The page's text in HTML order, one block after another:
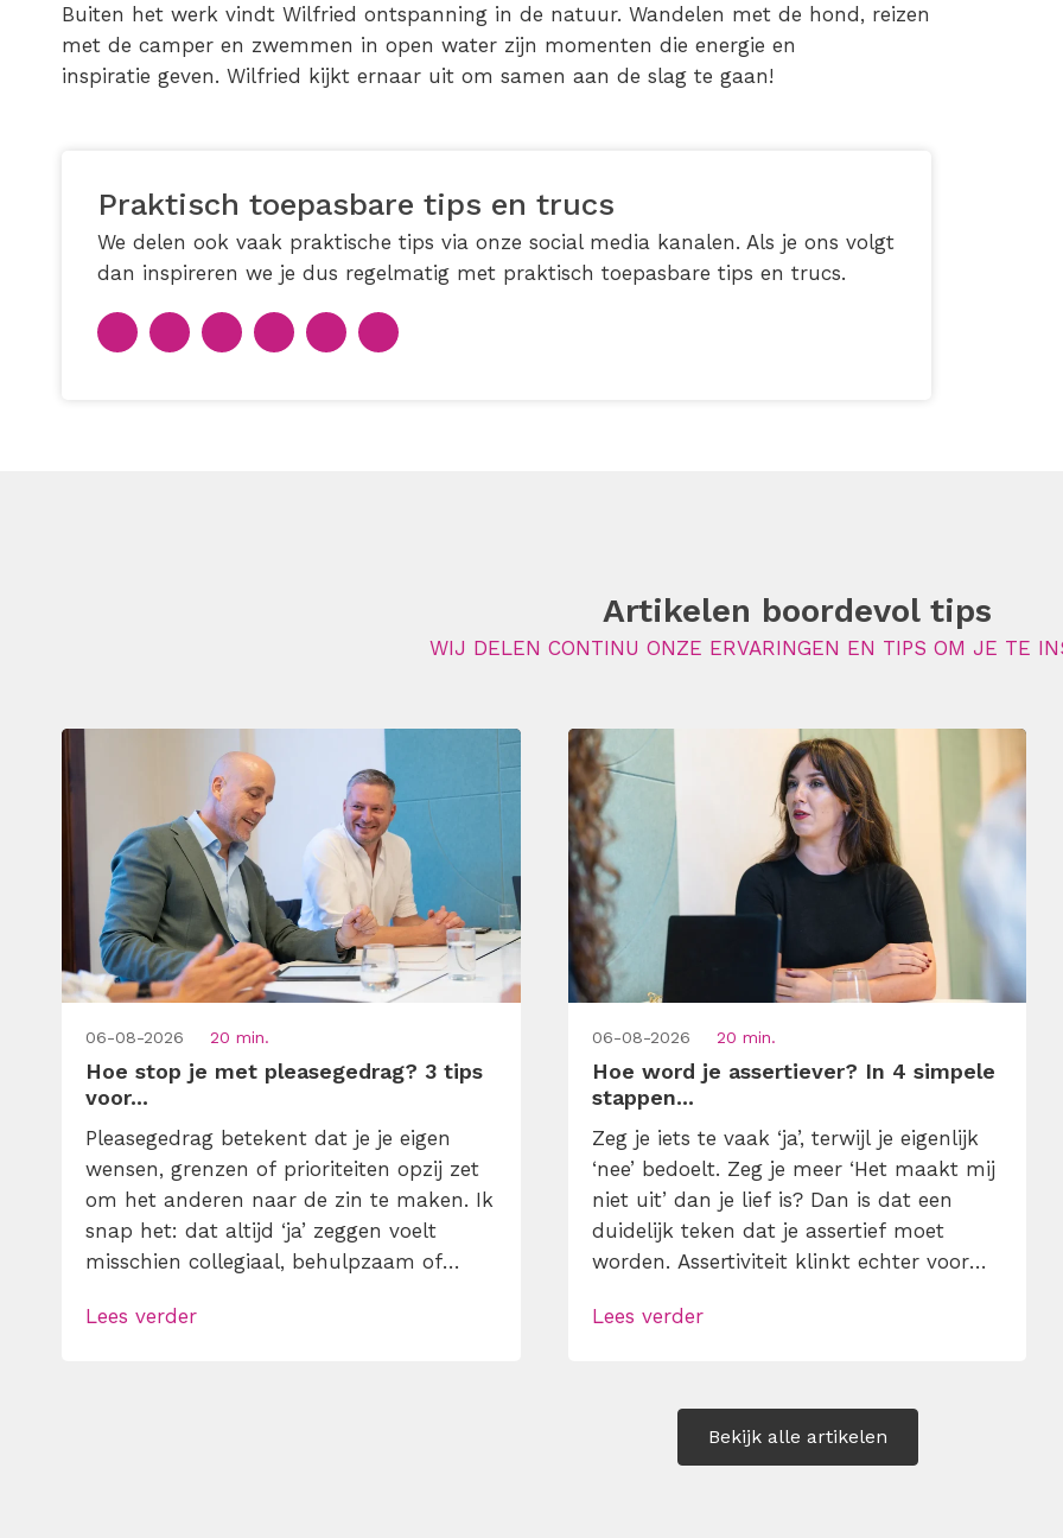
Buiten het werk vindt Wilfried ontspanning in de natuur. Wandelen met de hond, reizen
met de camper en zwemmen in open water zijn momenten die energie en
inspiratie geven. Wilfried kijkt ernaar uit om samen aan de slag te gaan!
Praktisch toepasbare tips en trucs
We delen ook vaak praktische tips via onze social media kanalen. Als je ons volgt
dan inspireren we je dus regelmatig met praktisch toepasbare tips en trucs.
Artikelen boordevol tips
WIJ DELEN CONTINU ONZE ERVARINGEN EN TIPS OM JE TE
06-08-2026 20 min.
Hoe stop je met pleasegedrag? 3 tips
voor...
Pleasegedrag betekent dat je je eigen
wensen, grenzen of prioriteiten opzij zet
om het anderen naar de zin te maken. Ik
snap het: dat altijd ‘ja’ zeggen voelt
misschien collegiaal, behulpzaam of
volloopt met andermans prioriteiten en
Lees verder
06-08-2026 20 min.
Hoe word je assertiever? In 4 simpele
stappen...
Zeg je iets te vaak ‘ja’, terwijl je eigenlijk
‘nee’ bedoelt. Zeg je meer ‘Het maakt mij
niet uit’ dan je lief is? Dan is dat een
duidelijk teken dat je assertief moet
worden. Assertiviteit klinkt echter voor
egoïstisch of gemeen moet worden, maar
Lees verder
Bekijk alle artikelen